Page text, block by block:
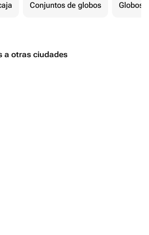
Conjuntos de globos Globos
a otras ciudades